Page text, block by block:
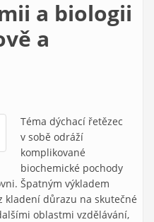
a biologii
a
Téma dýchací řetězec
v sobě odráží
komplikované
biochemické pochody
Špatným výkladem
kladení důrazu na skutečné
oblastmi vzdělávání,